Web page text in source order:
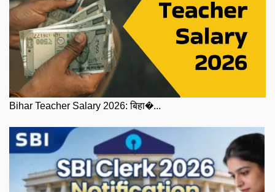
Bihar Teacher Salary 2026: बिहा�...